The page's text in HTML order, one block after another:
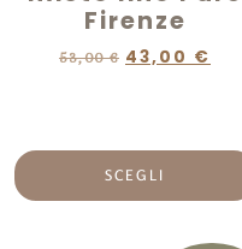
Firenze
53,00€ 43,00 €
SCEGLI